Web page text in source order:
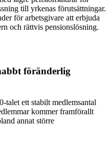
till yrkenas förutsättningar.
för arbetsgivare att erbjuda
och rättvis pensionslösning.
föränderlig
talet ett stabilt medlemsantal
kommer framförallt
annat större